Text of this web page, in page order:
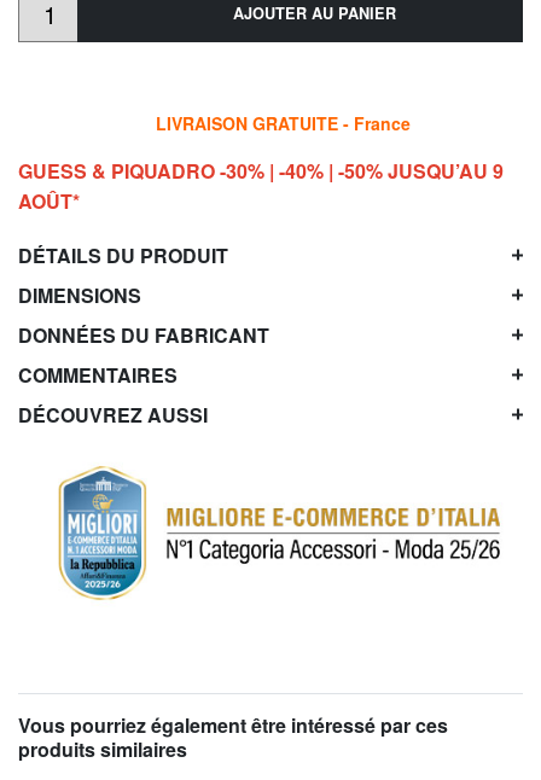
AJOUTER AU PANIER
LIVRAISON GRATUITE - France
GUESS & PIQUADRO -30% | -40% | -50% JUSQU’AU 9
AOÛT*
DÉTAILS DU PRODUIT
DIMENSIONS
DONNÉES DU FABRICANT
COMMENTAIRES
DÉCOUVREZ AUSSI
Vous pourriez également être intéressé par ces
produits similaires